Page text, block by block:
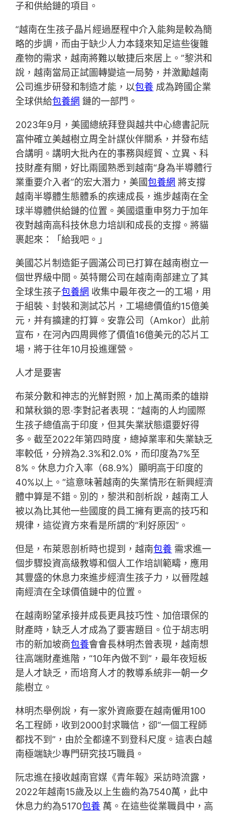
子和供給鏈的項目。
“越南在生孩子晶片經過歷程中介入能夠是較為簡
略的步調，而由于缺少人力本錢來知足這些復雜
產物的需求，越南將難以敏捷后來居上。”黎洪和
說，越南當局正試圖轉變這一局勢，并激勵越南
公司進步研發和制造才能，以包養 成為跨國企業
全球供給包養網 鏈的一部門。
2023年9月，美國總統拜登與越共中心總書記阮
富仲確立美越樹立周全計謀伙伴關系，并發布結
合講明。講明大批內在的事務與經貿、立異、科
技財產有關，好比兩國熟悉到越南“身為半導體行
業重要介入者”的宏大潛力，美國包養網 將支撐
越南半導體生態體系的疾速成長，進步越南在全
球半導體供給鏈的位置。美國還重申努力于加年
夜對越南高科技休息力培訓和成長的支撐。將貓
裹起來：「給我吧。」
美國芯片制造鉅子圓滿公司已打算在越南樹立一
個世界級中間。英特爾公司在越南南部建立了其
全球生孩子包養網 收集中最年夜之一的工場，用
于組裝、封裝和測試芯片，工場總價值約15億美
元，并有擴建的打算。安靠公司（Amkor）此前
宣布，在河內四周興修了價值16億美元的芯片工
場，將于往年10月投進運營。
人才是要害
布萊分數和神志的光鮮對照，加上萬雨柔的雄辯
和葉秋鎖的恩·李對記者表現：“越南的人均國際
生孩子總值高于印度，但其失業狀態還要好得
多。截至2022年第四時度，總掉業率和失業缺乏
率較低，分辨為2.3%和2.0%，而印度為7%至
8%。休息力介入率（68.9%）顯明高于印度的
40%以上。”這意味著越南的失業情形在新興經濟
體中算是不錯。別的，黎洪和剖析說，越南工人
被以為比其他一些國度的員工擁有更高的技巧和
規律，這從資方來看是所謂的“利好原因”。
但是，布萊恩剖析時也提到，越南包養 需求進一
個步驟投資高級教導和個人工作培訓範疇，應用
其豐盛的休息力來進步經濟生孩子力，以晉陞越
南經濟在全球價值鏈中的位置。
在越南盼望承接并成長更具技巧性、加倍環保的
財產時，缺乏人才成為了要害題目。位于胡志明
市的新加坡商包養會會長林明杰曾表現，越南想
往高端財產進階，“10年內做不到”，最年夜短板
是人才缺乏，而培育人才的教導系統非一朝一夕
能樹立。
林明杰舉例說，有一家外資廠要在越南僱用100
名工程師，收到2000封求職信，卻“一個工程師
都找不到”，由於全都達不到登科尺度。這表白越
南極端缺少專門研究技巧職員。
阮忠進在接收越南官媒《青年報》采訪時流露，
2022年越南15歲及以上生齒約為7540萬，此中
休息力約為5170包養 萬。在這些從業職員中，高